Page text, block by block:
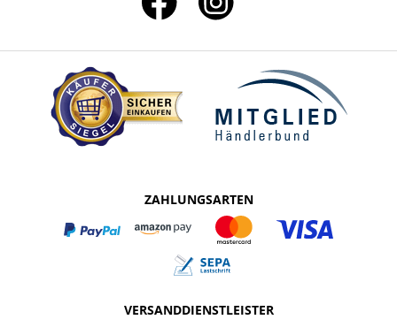
ZAHLUNGSARTEN
VERSANDDIENSTLEISTER